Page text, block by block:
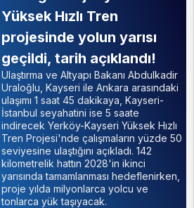
Yüksek Hızlı Tren
projesinde yolun yarısı
geçildi, tarih açıklandı!
Ulaştırma ve Altyapı Bakanı Abdulkadir
Uraloğlu, Kayseri ile Ankara arasındaki
ulaşımı 1 saat 45 dakikaya, Kayseri-
İstanbul seyahatini ise 5 saate
indirecek Yerköy-Kayseri Yüksek Hızlı
Tren Projesi'nde çalışmaların yüzde 50
seviyesine ulaştığını açıkladı. 142
kilometrelik hattın 2028'in ikinci
yarısında tamamlanması hedeflenirken,
proje yılda milyonlarca yolcu ve
tonlarca yük taşıyacak.